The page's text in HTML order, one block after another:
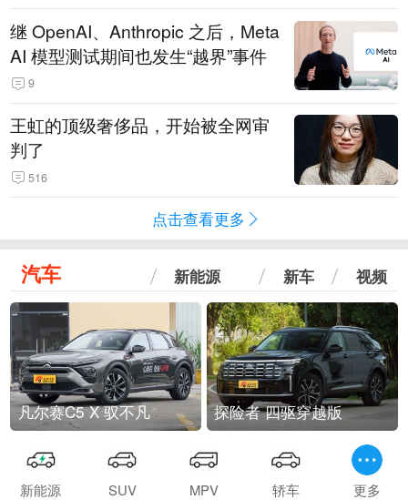
继 OpenAI、Anthropic 之后，Meta
AI 模型测试期间也发生“越界”事件
9
王虹的顶级奢侈品，开始被全网审
判了
516
点击查看更多
汽车 新能源 新车 视频
凡尔赛C5 X 驭不凡 探险者 四驱穿越版
新能源 SUV MPV 轿车 更多